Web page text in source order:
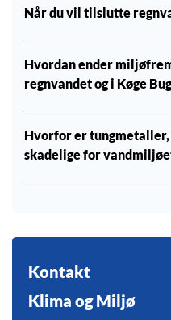
Når du vil tilslutte
Hvordan ender
regnvandet og i Køge
Hvorfor er
skadelige for
Kontakt
Klima og Miljø